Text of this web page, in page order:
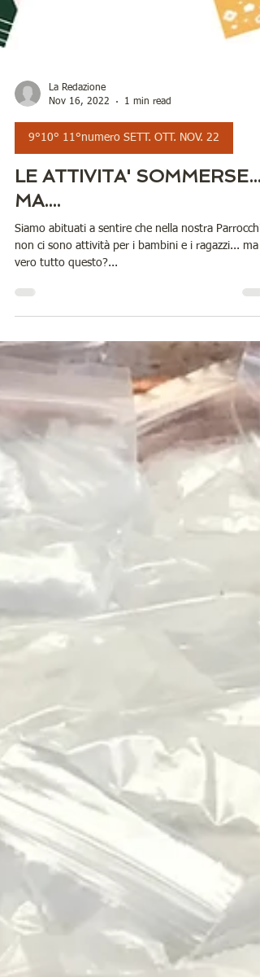
La Redazione
LE ATTIVITA' SOMMERSE....
MA....
non ci sono attività per i bambini e i ragazzi... ma è